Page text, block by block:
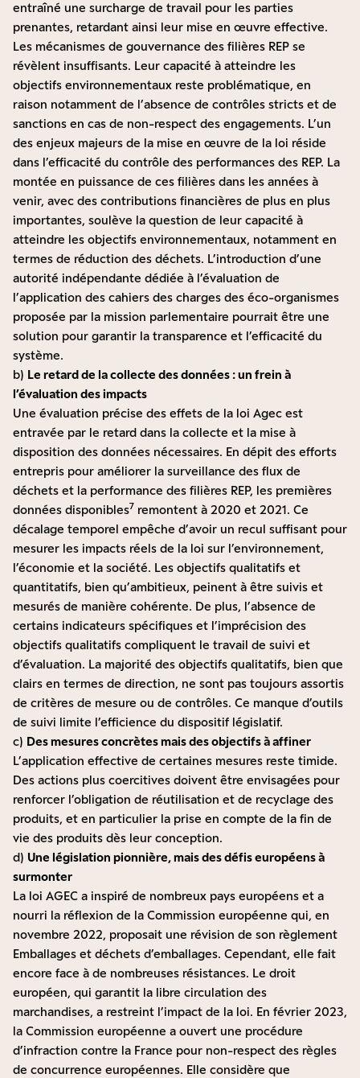
entraîné une surcharge de travail pour les parties
prenantes, retardant ainsi leur mise en œuvre effective.
Les mécanismes de gouvernance des filières REP se
révèlent insuffisants. Leur capacité à atteindre les
objectifs environnementaux reste problématique, en
raison notamment de l’absence de contrôles stricts et de
sanctions en cas de non-respect des engagements. L’un
des enjeux majeurs de la mise en œuvre de la loi réside
dans l’efficacité du contrôle des performances des REP. La
montée en puissance de ces filières dans les années à
venir, avec des contributions financières de plus en plus
importantes, soulève la question de leur capacité à
atteindre les objectifs environnementaux, notamment en
termes de réduction des déchets. L’introduction d’une
autorité indépendante dédiée à l’évaluation de
l’application des cahiers des charges des éco-organismes
proposée par la mission parlementaire pourrait être une
solution pour garantir la transparence et l’efficacité du
système.
b) Le retard de la collecte des données : un frein à
l’évaluation des impacts
Une évaluation précise des effets de la loi Agec est
entravée par le retard dans la collecte et la mise à
disposition des données nécessaires. En dépit des efforts
entrepris pour améliorer la surveillance des flux de
déchets et la performance des filières REP, les premières
données disponibles7 remontent à 2020 et 2021. Ce
décalage temporel empêche d’avoir un recul suffisant pour
mesurer les impacts réels de la loi sur l’environnement,
l’économie et la société. Les objectifs qualitatifs et
quantitatifs, bien qu’ambitieux, peinent à être suivis et
mesurés de manière cohérente. De plus, l’absence de
certains indicateurs spécifiques et l’imprécision des
objectifs qualitatifs compliquent le travail de suivi et
d’évaluation. La majorité des objectifs qualitatifs, bien que
clairs en termes de direction, ne sont pas toujours assortis
de critères de mesure ou de contrôles. Ce manque d’outils
de suivi limite l’efficience du dispositif législatif.
c) Des mesures concrètes mais des objectifs à affiner
L’application effective de certaines mesures reste timide.
Des actions plus coercitives doivent être envisagées pour
renforcer l’obligation de réutilisation et de recyclage des
produits, et en particulier la prise en compte de la fin de
vie des produits dès leur conception.
d) Une législation pionnière, mais des défis européens à
surmonter
La loi AGEC a inspiré de nombreux pays européens et a
nourri la réflexion de la Commission européenne qui, en
novembre 2022, proposait une révision de son règlement
Emballages et déchets d’emballages. Cependant, elle fait
encore face à de nombreuses résistances. Le droit
européen, qui garantit la libre circulation des
marchandises, a restreint l’impact de la loi. En février 2023,
la Commission européenne a ouvert une procédure
d’infraction contre la France pour non-respect des règles
de concurrence européennes. Elle considère que